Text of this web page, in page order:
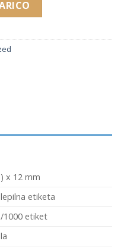
x 12 mm
etiketa
1000 etiket